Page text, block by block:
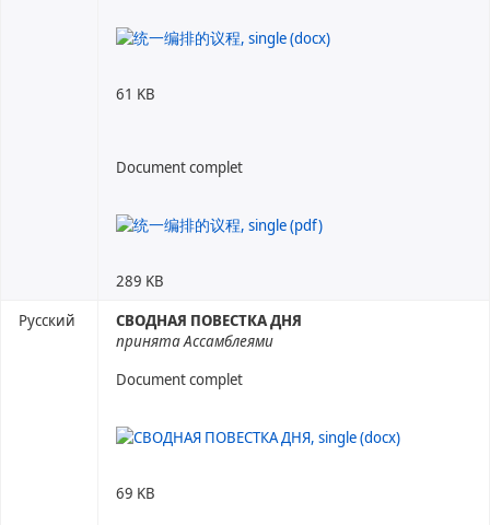
61 KB
Document complet
289 KB
Русский
СВОДНАЯ ПОВЕСТКА ДНЯ
принята Ассамблеями
Document complet
69 KB